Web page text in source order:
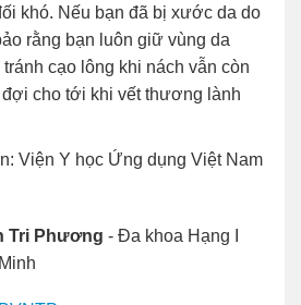
khó. Nếu bạn đã bị xước da do
rằng bạn luôn giữ vùng da
cạo lông khi nách vẫn còn
cho tới khi vết thương lành
Viện Y học Ứng dụng Việt Nam
Tri Phương - Đa khoa Hạng I